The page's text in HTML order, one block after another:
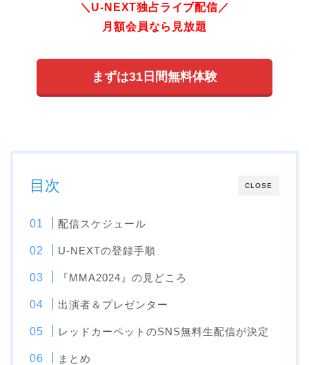
＼U-NEXT独占ライブ配信／
月額会員なら見放題
まずは31日間無料体験
CLOSE
目次
配信スケジュール
U-NEXTの登録手順
『MMA2024』の見どころ
出演者＆プレゼンター
レッドカーペットのSNS無料生配信が決定
まとめ